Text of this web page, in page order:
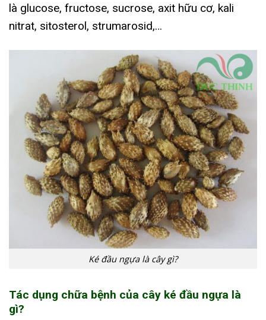
là glucose, fructose, sucrose, axit hữu cơ, kali
nitrat, sitosterol, strumarosid,…
Ké đầu ngựa là cây gì?
Tác dụng chữa bệnh của cây ké đầu ngựa là
gì?